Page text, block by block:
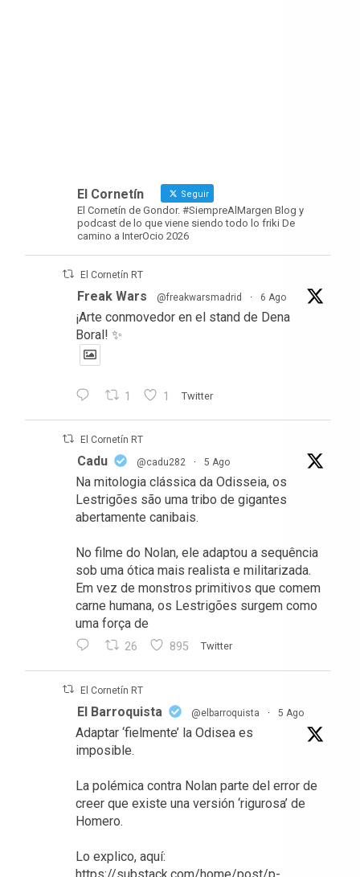
El Cornetín Seguir
El Cornetín de Gondor. #SiempreAlMargen Blog y
podcast de lo que viene siendo todo lo friki De
camino a InterOcio 2026
El Cornetín RT
Freak Wars @freakwarsmadrid · 6 Ago
¡Arte conmovedor en el stand de Dena
Boral! ✨
1 1 Twitter
El Cornetín RT
Cadu @cadu282 · 5 Ago
Na mitologia clássica da Odisseia, os
Lestrigões são uma tribo de gigantes
abertamente canibais.
No filme do Nolan, ele adaptou a sequência
sob uma ótica mais realista e militarizada.
Em vez de monstros primitivos que comem
carne humana, os Lestrigões surgem como
uma força de
26 895 Twitter
El Cornetín RT
El Barroquista @elbarroquista · 5 Ago
Adaptar ‘fielmente’ la Odisea es
imposible.
La polémica contra Nolan parte del error de
creer que existe una versión ‘rigurosa’ de
Homero.
Lo explico, aquí:
https://substack.com/home/post/p-